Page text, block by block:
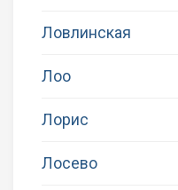
Ловлинская
Лоо
Лорис
Лосево